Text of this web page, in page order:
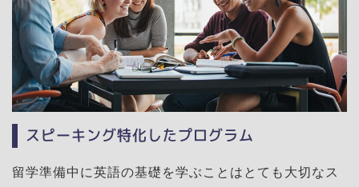
スピーキング特化したプログラム
留学準備中に英語の基礎を学ぶことはとても大切なス